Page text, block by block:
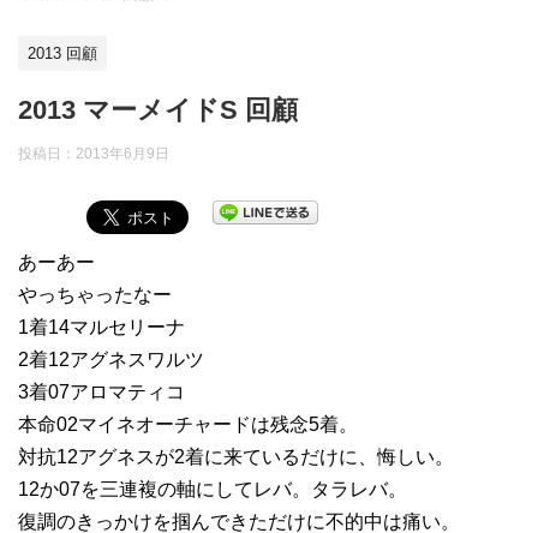
2013 回顧
2013 マーメイドS 回顧
投稿日： 2013年6月9日
あーあー
やっちゃったなー
1着14マルセリーナ
2着12アグネスワルツ
3着07アロマティコ
本命02マイネオーチャードは残念5着。
対抗12アグネスが2着に来ているだけに、悔しい。
12か07を三連複の軸にしてレバ。タラレバ。
復調のきっかけを掴んできただけに不的中は痛い。